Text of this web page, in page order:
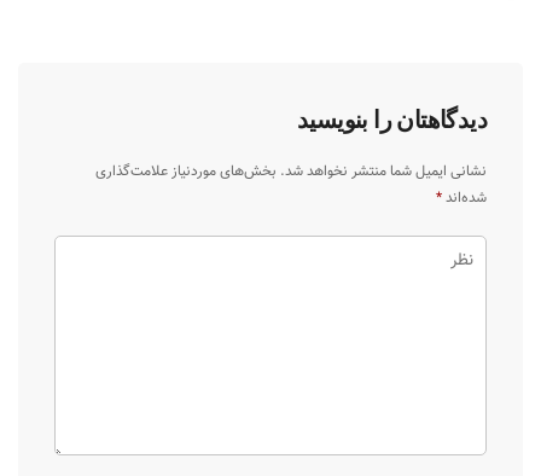
دیدگاهتان را بنویسید
نشانی ایمیل شما منتشر نخواهد شد. بخش‌های موردنیاز علامت‌گذاری
شده‌اند*